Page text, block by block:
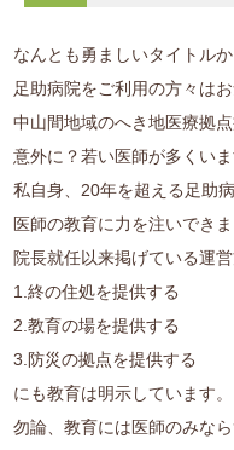
なんとも勇ましいタイトルか
足助病院をご利用の方々は
中山間地域のへき地医療拠
意外に？若い医師が多くいま
私自身、20年を超える足助
医師の教育に力を注いできま
院長就任以来掲げている運
1.終の住処を提供する
2.教育の場を提供する
3.防災の拠点を提供する
にも教育は明示しています。
勿論、教育には医師のみな